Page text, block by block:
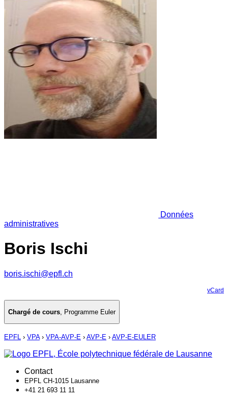
Données
administratives
Boris Ischi
boris.ischi@epfl.ch
vCard
Chargé de cours, Programme Euler
EPFL › VPA› VPA-AVP-E › AVP-E › AVP-E-EULER
Contact
EPFL CH-1015 Lausanne
+41 21 693 11 11